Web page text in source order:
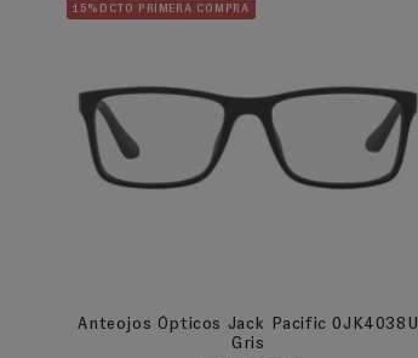
15%DCTO PRIMERA COMPRA
Anteojos Ópticos Jack Pacific 0JK4038U
Gris